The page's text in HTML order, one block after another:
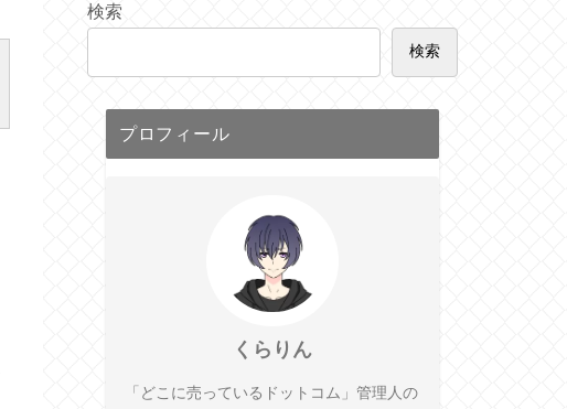
検索
検索
プロフィール
くらりん
「どこに売っているドットコム」管理人の